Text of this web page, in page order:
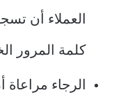
كلمة المرور
الرجاء مراعاة